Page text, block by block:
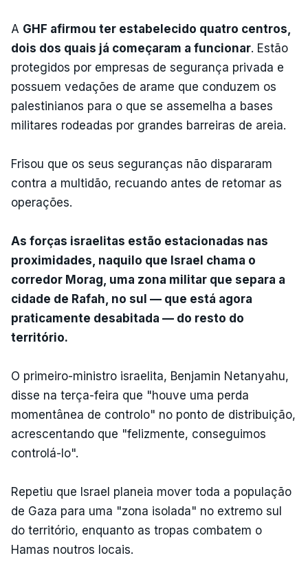
A GHF afirmou ter estabelecido quatro centros,
dois dos quais já começaram a funcionar. Estão
protegidos por empresas de segurança privada e
possuem vedações de arame que conduzem os
palestinianos para o que se assemelha a bases
militares rodeadas por grandes barreiras de areia.
Frisou que os seus seguranças não dispararam
contra a multidão, recuando antes de retomar as
operações.
As forças israelitas estão estacionadas nas
proximidades, naquilo que Israel chama o
corredor Morag, uma zona militar que separa a
cidade de Rafah, no sul — que está agora
praticamente desabitada — do resto do
território.
O primeiro-ministro israelita, Benjamin Netanyahu,
disse na terça-feira que "houve uma perda
momentânea de controlo" no ponto de distribuição,
acrescentando que "felizmente, conseguimos
controlá-lo".
Repetiu que Israel planeia mover toda a população
de Gaza para uma "zona isolada" no extremo sul
do território, enquanto as tropas combatem o
Hamas noutros locais.